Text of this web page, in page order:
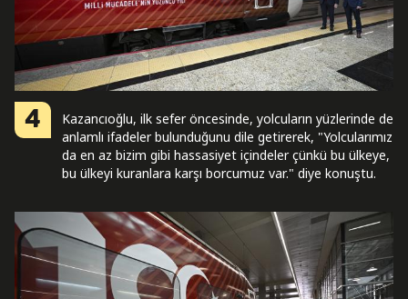
4
Kazancıoğlu, ilk sefer öncesinde, yolcuların yüzlerinde de
anlamlı ifadeler bulunduğunu dile getirerek, "Yolcularımız
da en az bizim gibi hassasiyet içindeler çünkü bu ülkeye,
bu ülkeyi kuranlara karşı borcumuz var." diye konuştu.